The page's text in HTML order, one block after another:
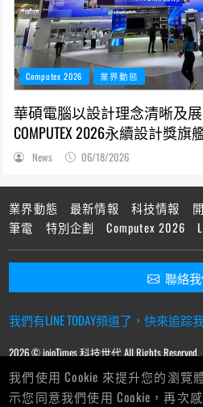
Computex 2026 業界動態
華碩電腦以設計理念清晰及
COMPUTEX 2026永續設計獎
News 06/18/2026
業界動態 最新情報 科技情報
筆電
特別企劃 Computex 2026
聯絡
我們有LINE TODAY頻道了，快來追踪
2026 © ioioTimes 科技世代 All Rights Reserved.
我們使用 Cookie 來提升您的瀏覽
示您同意我們使用 Cookie，再次